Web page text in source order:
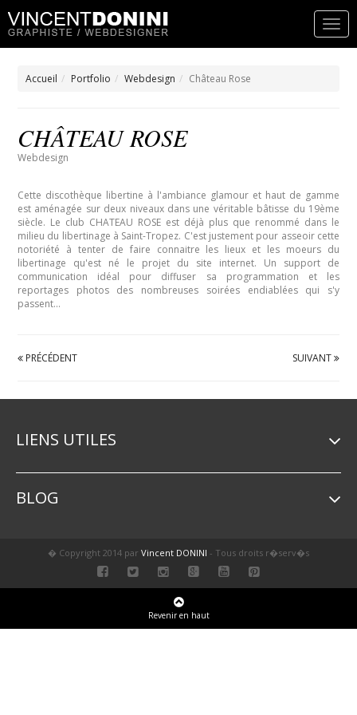
Accueil Portfolio Webdesign Château Rose
CHÂTEAU ROSE
Webdesign
Cette discothèque libertine à l'ambiance glamour et haut de gamme
est aménagée sur deux niveaux dans une véritable bâtisse du 19ème
siècle. Le club CHATEAU ROSE est déjà plus que renommé dans le
milieu du libertinage à Saint-Tropez. C'est justement pour asseoir cette
notoriété à tenter de faire connaitre les lieux et les moeurs du
libertinage qu'est né le projet du site internet. Un support de
communication idéal pour diffuser sa programmation et les
reportages photos des nombreuses soirées endiablées qui s'y
passent...
PRÉCÉDENT SUIVANT
LIENS UTILES
BLOG
� Copyright 2014 par Vincent DONINI - Tous droits r�serv�s
Revenir en haut